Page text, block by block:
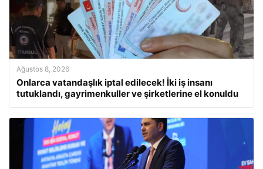
Ağustos 8, 2026
Onlarca vatandaşlık iptal edilecek! İki iş insanı
tutuklandı, gayrimenkuller ve şirketlerine el konuldu